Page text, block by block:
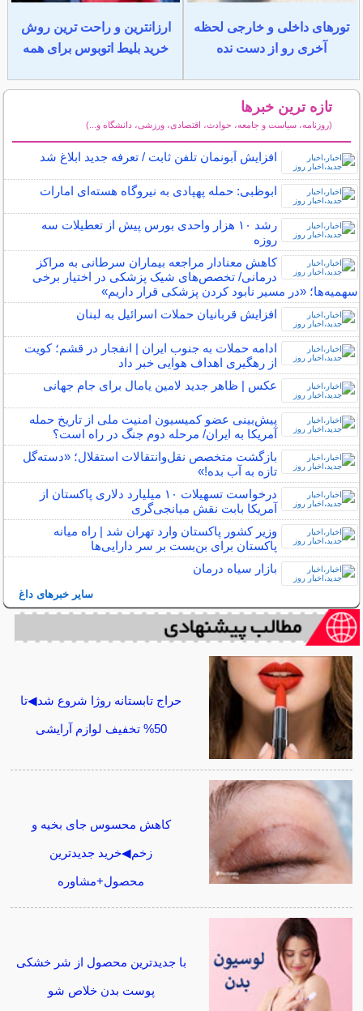
تورهای داخلی و خارجی لحظه
آخری رو از دست نده
ارزانترین و راحت ترین روش
خرید بلیط اتوبوس برای همه
تازه ترین خبرها
(روزنامه، سیاست و جامعه، حوادث، اقتصادی، ورزشی، دانشگاه و...)
افزایش آبونمان تلفن ثابت / تعرفه جدید ابلاغ شد
ابوظبی: حمله پهپادی به نیروگاه هسته‌ای امارات
رشد ۱۰ هزار واحدی بورس پیش از تعطیلات سه
روزه
کاهش معنادار مراجعه بیماران سرطانی به مراکز
درمانی/ تخصص‌های شیک پزشکی در اختیار برخی
سهمیه‌ها؛ «در مسیر نابود کردن پزشکی قرار داریم»
افزایش قربانیان حملات اسرائیل به لبنان
ادامه حملات به جنوب ایران | انفجار در قشم؛ کویت
از رهگیری اهداف هوایی خبر داد
عکس | ظاهر جدید لامین یامال برای جام جهانی
پیش‌بینی عضو کمیسیون امنیت ملی از تاریخ حمله
آمریکا به ایران/ مرحله دوم جنگ در راه است؟
بازگشت متخصص نقل‌وانتقالات استقلال؛ «دسته‌گل
تازه به آب بده!»
درخواست تسهیلات ۱۰ میلیارد دلاری پاکستان از
آمریکا بابت نقش میانجی‌گری
وزیر کشور پاکستان وارد تهران شد | راه میانه
پاکستان برای بن‌بست بر سر دارایی‌ها
بازار سیاه درمان
سایر خبرهای داغ
حراج تابستانه روژا شروع شد◀تا
50% تخفیف لوازم آرایشی
کاهش محسوس جای بخیه و
زخم◀خرید جدیدترین
محصول+مشاوره
با جدیدترین محصول از شر خشکی
پوست بدن خلاص شو